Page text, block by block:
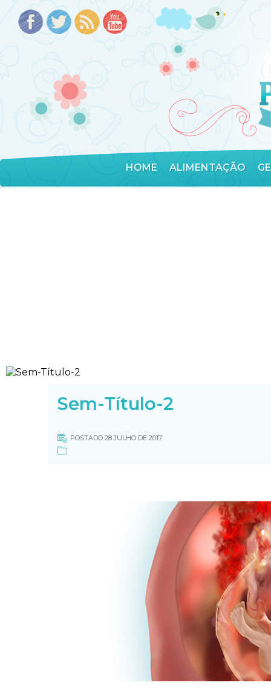
HOME ALIMENTAÇÃO
Sem-Título-2
POSTADO 28 JULHO DE 2017